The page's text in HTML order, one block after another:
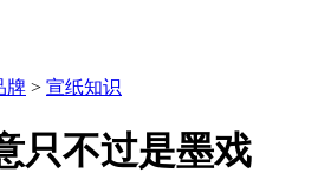
牌 > 宣纸知识
只不过是墨戏